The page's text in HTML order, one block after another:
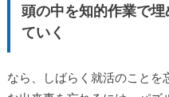
頭の中を知的作業で
ていく
なら、しばらく就活のことを